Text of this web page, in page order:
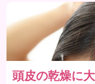
頭皮の乾燥に